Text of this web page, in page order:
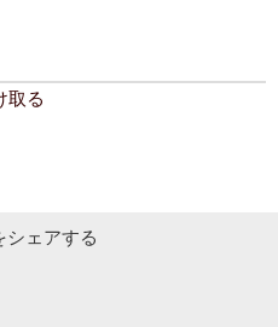
取る
シェアする